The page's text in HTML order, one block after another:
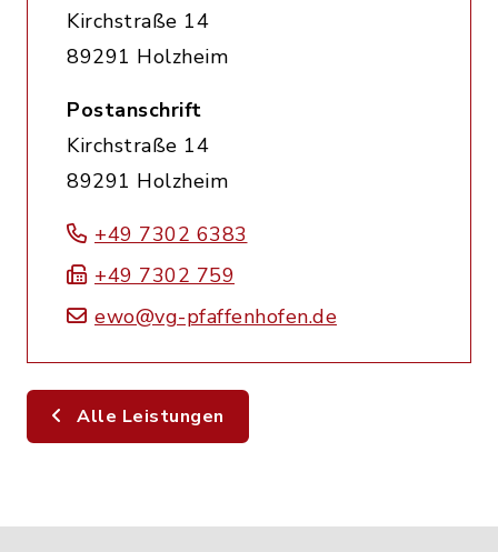
Kirchstraße 14
89291 Holzheim
Postanschrift
Kirchstraße 14
89291 Holzheim
+49 7302 6383
+49 7302 759
ewo@vg-pfaffenhofen.de
Alle Leistungen